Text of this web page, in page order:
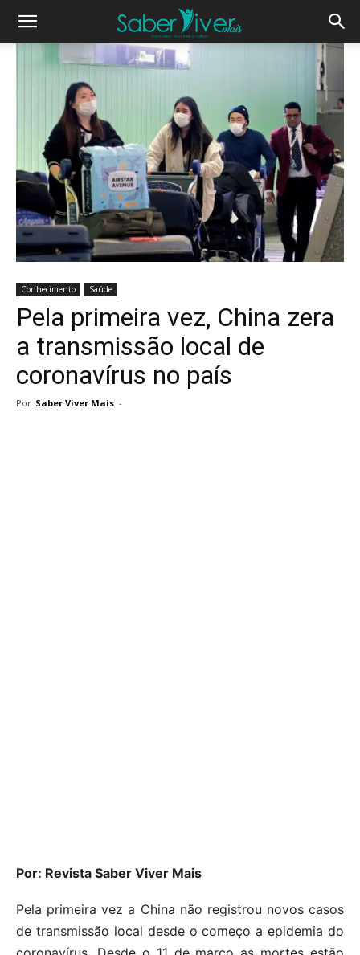
Conhecimento Saúde
Pela primeira vez, China zera
a transmissão local de
coronavírus no país
Por Saber Viver Mais -
Por: Revista Saber Viver Mais
Pela primeira vez a China não registrou novos casos
de transmissão local desde o começo a epidemia do